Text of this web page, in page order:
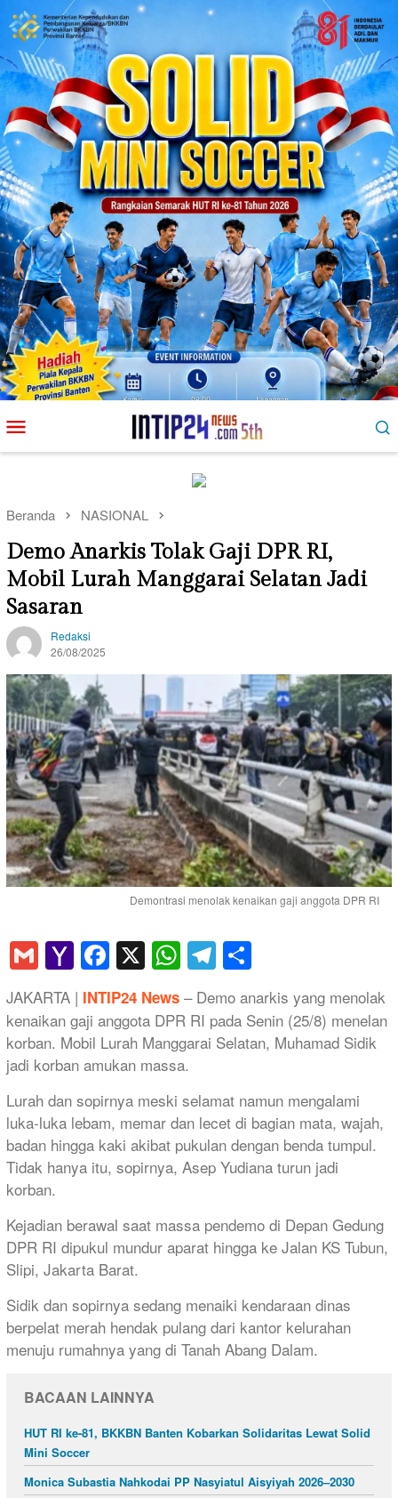
ke
kontenMobile
Beranda NASIONAL
Demo Anarkis Tolak Gaji DPR RI,
Mobil Lurah Manggarai Selatan Jadi
Sasaran
Redaksi
26/08/2025
Demontrasi menolak kenaikan gaji anggota DPR RI
GmailYahoo
Mail
Facebook
X WhatsApp
Telegram
JAKARTA | INTIP24 News – Demo anarkis yang menolak
kenaikan gaji anggota DPR RI pada Senin (25/8) menelan
korban. Mobil Lurah Manggarai Selatan, Muhamad Sidik
jadi korban amukan massa.
Lurah dan sopirnya meski selamat namun mengalami
luka-luka lebam, memar dan lecet di bagian mata, wajah,
badan hingga kaki akibat pukulan dengan benda tumpul.
Tidak hanya itu, sopirnya, Asep Yudiana turun jadi
korban.
Kejadian berawal saat massa pendemo di Depan Gedung
DPR RI dipukul mundur aparat hingga ke Jalan KS Tubun,
Slipi, Jakarta Barat.
Sidik dan sopirnya sedang menaiki kendaraan dinas
berpelat merah hendak pulang dari kantor kelurahan
menuju rumahnya yang di Tanah Abang Dalam.
BACAAN LAINNYA
HUT RI ke-81, BKKBN Banten Kobarkan Solidaritas Lewat Solid
Mini Soccer
Monica Subastia Nahkodai PP Nasyiatul Aisyiyah 2026–2030